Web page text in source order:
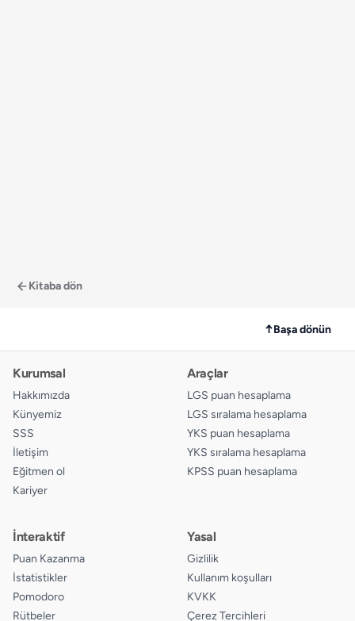
Kitaba dön
↑Başa dönün
Kurumsal
Hakkımızda
Künyemiz
SSS
İletişim
Eğitmen ol
Kariyer
Araçlar
LGS puan hesaplama
LGS sıralama hesaplama
YKS puan hesaplama
YKS sıralama hesaplama
KPSS puan hesaplama
İnteraktif
Puan Kazanma
İstatistikler
Pomodoro
Rütbeler
Yasal
Gizlilik
Kullanım koşulları
KVKK
Çerez Tercihleri